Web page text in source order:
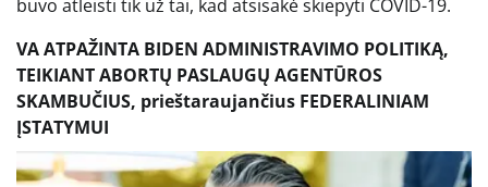
buvo atleisti tik už tai, kad atsisakė skiepyti COVID-19.
VA ATPAŽINTA BIDEN ADMINISTRAVIMO POLITIKĄ,
TEIKIANT ABORTŲ PASLAUGŲ AGENTŪROS
SKAMBUČIUS, prieštaraujančius FEDERALINIAM
ĮSTATYMUI